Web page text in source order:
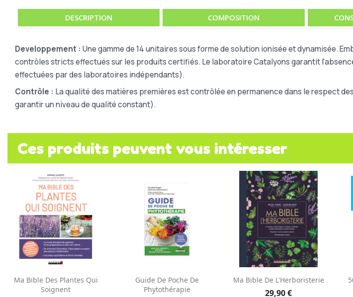
DESCRIPTION COMPOSITION
Developpement : Une gamme de 14 unitaires sous forme de solution ionisée et dynamisée.
contrôles stricts effectués sur les produits certifiés. Le laboratoire Catalyons garantit
effectuées par des laboratoires indépendants).
Contrôle : La qualité des matières premières est contrôlée en permanence dans le respect
garantir un niveau de qualité constant).
Ces produits peuvent vous intéresser
Aperçu rapide
Ma Bible Des Plantes Qui
Soignent
Aperçu rapide
Guide De Poche De
Phytothérapie
Aperçu rapide
Ma Bible De L'Herboristerie
29,90 €